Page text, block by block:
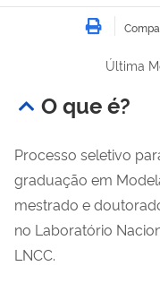
Última
O que é?
Processo seletivo
graduação em
mestrado e
no Laboratório
LNCC.